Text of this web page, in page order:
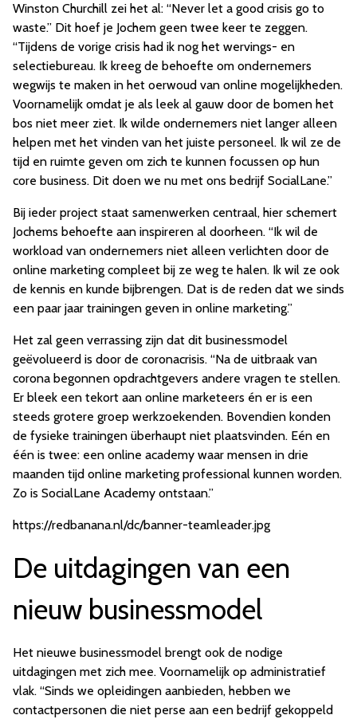
Winston Churchill zei het al: “Never let a good crisis go to
waste.” Dit hoef je Jochem geen twee keer te zeggen.
“Tijdens de vorige crisis had ik nog het wervings- en
selectiebureau. Ik kreeg de behoefte om ondernemers
wegwijs te maken in het oerwoud van online mogelijkheden.
Voornamelijk omdat je als leek al gauw door de bomen het
bos niet meer ziet. Ik wilde ondernemers niet langer alleen
helpen met het vinden van het juiste personeel. Ik wil ze de
tijd en ruimte geven om zich te kunnen focussen op hun
core business. Dit doen we nu met ons bedrijf SocialLane.”
Bij ieder project staat samenwerken centraal, hier schemert
Jochems behoefte aan inspireren al doorheen. “Ik wil de
workload van ondernemers niet alleen verlichten door de
online marketing compleet bij ze weg te halen. Ik wil ze ook
de kennis en kunde bijbrengen. Dat is de reden dat we sinds
een paar jaar trainingen geven in online marketing.”
Het zal geen verrassing zijn dat dit businessmodel
geëvolueerd is door de coronacrisis. “Na de uitbraak van
corona begonnen opdrachtgevers andere vragen te stellen.
Er bleek een tekort aan online marketeers én er is een
steeds grotere groep werkzoekenden. Bovendien konden
de fysieke trainingen überhaupt niet plaatsvinden. Eén en
één is twee: een online academy waar mensen in drie
maanden tijd online marketing professional kunnen worden.
Zo is SocialLane Academy ontstaan.”
https://redbanana.nl/dc/banner-teamleader.jpg
De uitdagingen van een
nieuw businessmodel
Het nieuwe businessmodel brengt ook de nodige
uitdagingen met zich mee. Voornamelijk op administratief
vlak. “Sinds we opleidingen aanbieden, hebben we
contactpersonen die niet perse aan een bedrijf gekoppeld